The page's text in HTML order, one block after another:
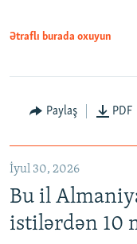
Ətraflı burada oxuyun
Paylaş PDF
İyul 30, 2026
Bu il
istilərdən 10